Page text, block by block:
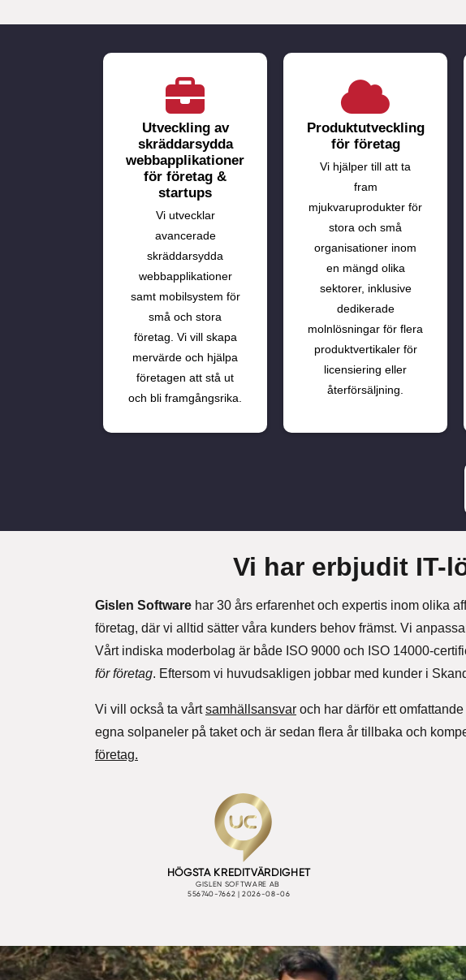
Utveckling av
skräddarsydda
webbapplikationer
för företag &
startups
Vi utvecklar
avancerade
skräddarsydda
webbapplikationer
samt mobilsystem för
små och stora
företag. Vi vill skapa
mervärde och hjälpa
företagen att stå ut
och bli framgångsrika.
Produktutveckling
för företag
Vi hjälper till att ta
fram
mjukvaruprodukter för
stora och små
organisationer inom
en mängd olika
sektorer, inklusive
dedikerade
molnlösningar för flera
produktvertikaler för
licensiering eller
återförsäljning.
Vi har erbjudit IT-
Gislen Software har 30 års erfarenhet och expertis inom olika
företag, där vi alltid sätter våra kunders behov främst. Vi
Vårt indiska moderbolag är både ISO 9000 och ISO 14000-
för företag. Eftersom vi huvudsakligen jobbar med kunder i
Vi vill också ta vårtsamhällsansvar och har därför ett
egna solpaneler på taket och är sedan flera år tillbaka och
företag.